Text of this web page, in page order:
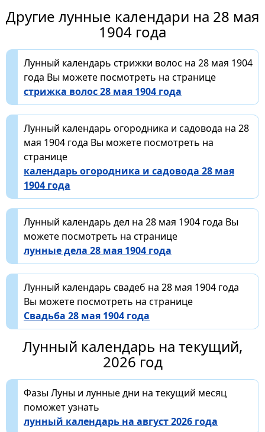
Другие лунные календари на 28 мая
1904 года
Лунный календарь стрижки волос на 28 мая 1904
года Вы можете посмотреть на странице
стрижка волос 28 мая 1904 года
Лунный календарь огородника и садовода на 28
мая 1904 года Вы можете посмотреть на
странице
календарь огородника и садовода 28 мая
1904 года
Лунный календарь дел на 28 мая 1904 года Вы
можете посмотреть на странице
лунные дела 28 мая 1904 года
Лунный календарь свадеб на 28 мая 1904 года
Вы можете посмотреть на странице
Свадьба 28 мая 1904 года
Лунный календарь на текущий,
2026 год
Фазы Луны и лунные дни на текущий месяц
поможет узнать
лунный календарь на август 2026 года